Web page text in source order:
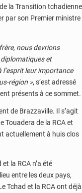
la Transition tchadienne
par son Premier ministre
nous devrions
et
leur importance
région », s’est adressé
présents à ce sommet.
de Brazzaville. Il s’agit
Touadera de la RCA et
actuellement à huis clos
la RCA n’a été
entre les deux pays,
Tchad et la RCA ont déjà